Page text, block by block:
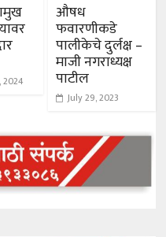
2024
औषध
फवारणीकडे
पालीकेचे दुर्लक्ष –
माजी नगराध्यक्ष
पाटील
July 29, 2023